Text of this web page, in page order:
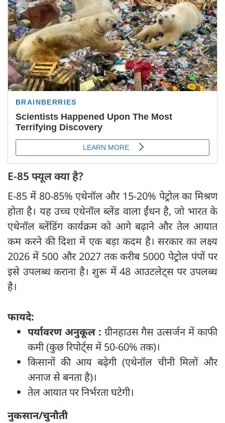
E-85 फ्यूल क्या है?
E-85 में 80-85% एथेनॉल और 15-20% पेट्रोल का मिश्रण
होता है। यह उच्च एथेनॉल ब्लेंड वाला ईंधन है, जो भारत के
एथेनॉल ब्लेंडिंग कार्यक्रम को आगे बढ़ाने और तेल आयात
कम करने की दिशा में एक बड़ा कदम है। सरकार का लक्ष्य
2026 में 500 और 2027 तक करीब 5000 पेट्रोल पंपों पर
इसे उपलब्ध कराना है। शुरू में 48 आउटलेट्स पर उपलब्ध
है।
फायदे:
पर्यावरण अनुकूल : ग्रीनहाउस गैस उत्सर्जन में काफी
कमी (कुछ रिपोर्ट्स में 50-60% तक)।
किसानों की आय बढ़ेगी (एथेनॉल चीनी मिलों और
अनाज से बनता है)।
तेल आयात पर निर्भरता घटेगी।
नुकसान/चुनौती